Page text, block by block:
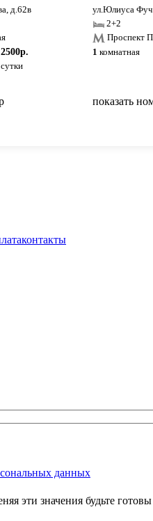
д.62в
2500р.
сутки
ул.Юлиуса
2+2
Проспект
1 комнатная
показать
контакты
данных
эти значения будьте